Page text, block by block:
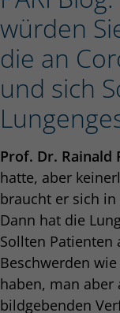
würden
die an
und sich
Prof. Dr. Rainald
hatte, aber
braucht er sich in
Dann hat die
Sollten
Beschwerden
haben, man aber
bildgebenden